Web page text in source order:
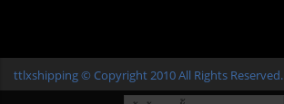
ttlxshipping © Copyright 2010 All Rights Reserved.